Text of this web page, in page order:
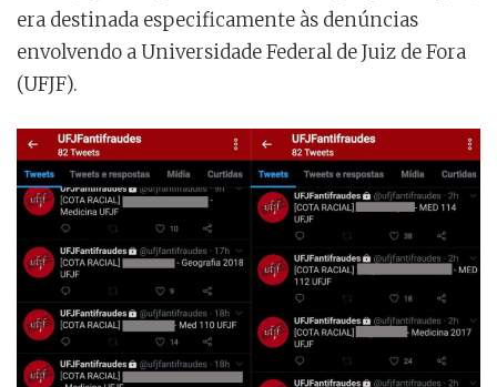
era destinada especificamente às denúncias
envolvendo a Universidade Federal de Juiz de Fora
(UFJF).